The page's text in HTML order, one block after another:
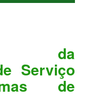
da
Serviço
de